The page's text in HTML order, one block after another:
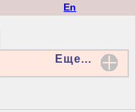
En
Еще...